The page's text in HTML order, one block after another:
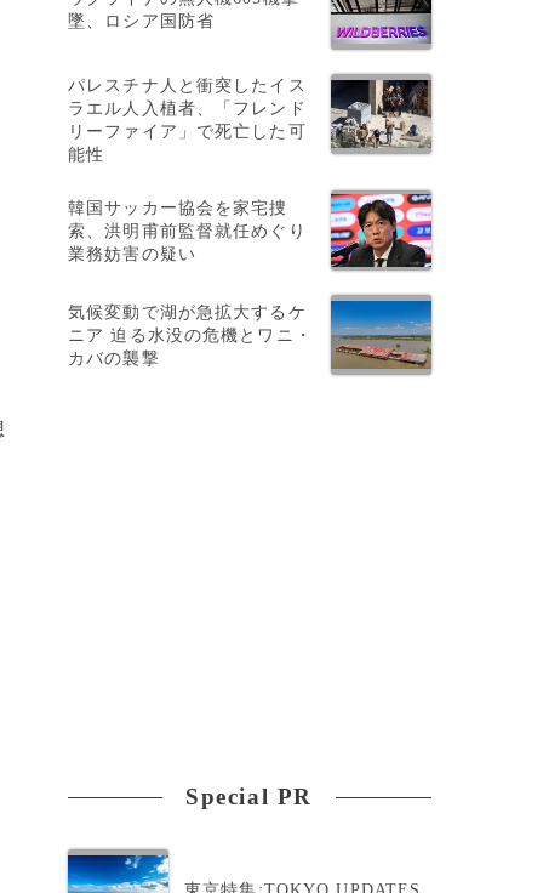
墜、ロシア国防省
パレスチナ人と衝突したイス
ラエル人入植者、「フレンド
リーファイア」で死亡した可
能性
韓国サッカー協会を家宅捜
索、洪明甫前監督就任めぐり
業務妨害の疑い
気候変動で湖が急拡大するケ
ニア 迫る水没の危機とワニ・
カバの襲撃
Special PR
東京特集:TOKYO UPDATES